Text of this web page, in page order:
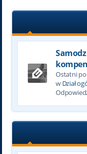
Ostatni
w Dział